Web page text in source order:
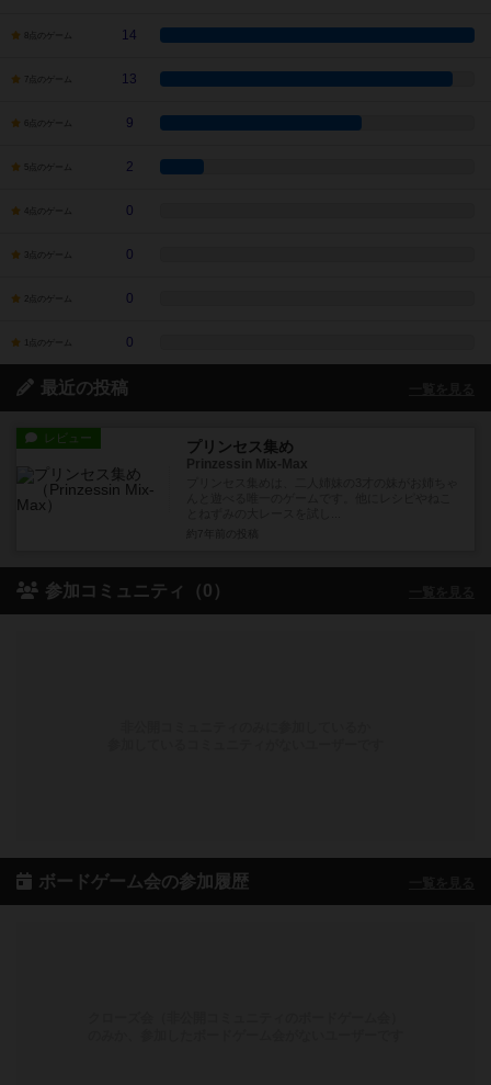
8点のゲーム 14
7点のゲーム 13
6点のゲーム 9
5点のゲーム 2
4点のゲーム 0
3点のゲーム 0
2点のゲーム 0
1点のゲーム 0
最近の投稿
レビュー プリンセス集め
参加コミュニティ（0）
ボードゲーム会の参加履歴